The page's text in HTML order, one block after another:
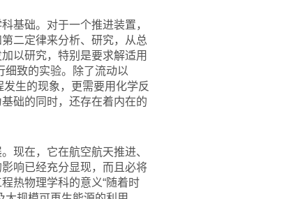
基础。对于一个推进装置，
二定律来分析、研究，从总
以研究，特别是要求解适用
致的实验。除了流动以
生的现象，更需要用化学反
础的同时，还存在着内在的
现在，它在航空航天推进、
响已经充分显现，而且必将
热物理学科的意义“随着时